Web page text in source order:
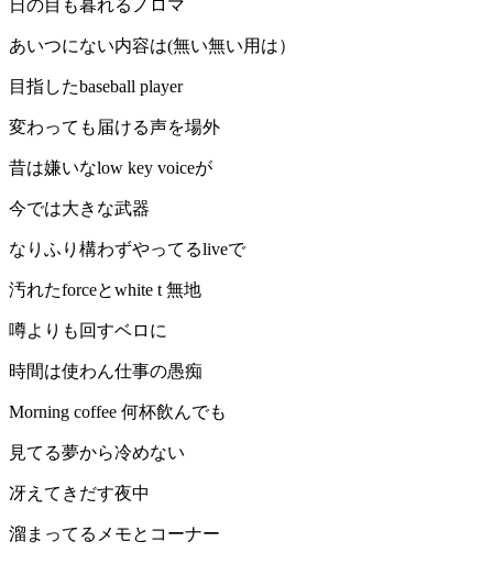
日の目も暮れるノロマ
あいつにない内容は(無い無い用は）
目指したbaseball player
変わっても届ける声を場外
昔は嫌いなlow key voiceが
今では大きな武器
なりふり構わずやってるliveで
汚れたforceとwhite t 無地
噂よりも回すベロに
時間は使わん仕事の愚痴
Morning coffee 何杯飲んでも
見てる夢から冷めない
冴えてきだす夜中
溜まってるメモとコーナー